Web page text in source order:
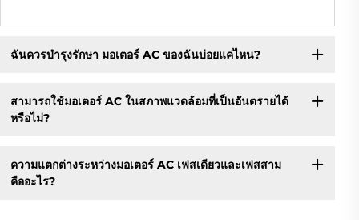
ฉันควรบำรุงรักษา มอเตอร์ AC ของฉันบ่อยแค่ไหน?
สามารถใช้มอเตอร์ AC ในสภาพแวดล้อมที่เป็นอันตรายได้
หรือไม่?
ความแตกต่างระหว่างมอเตอร์ AC เฟสเดียวและเฟสสาม
คืออะไร?